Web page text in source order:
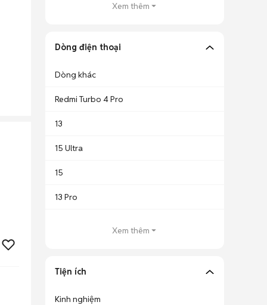
Xem thêm
Dòng điện thoại
Dòng khác
Redmi Turbo 4 Pro
13
15 Ultra
15
13 Pro
Xem thêm
Tiện ích
Kinh nghiệm